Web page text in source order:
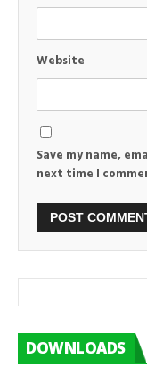
Website
Save my name,
next time I
DOWNLOADS